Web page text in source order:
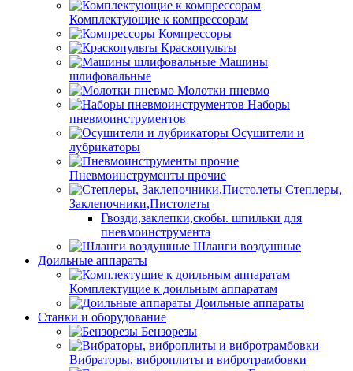
Комплектующие к компрессорам
Компрессоры
Краскопульты
Машины
шлифовальные
Молотки пневмо
Наборы
пневмоинструментов
Осушители и
лубрикаторы
Пневмоинструменты прочие
Степлеры,
Заклепочники,Пистолеты
Гвозди,заклепки,скобы. шпильки для
пневмоинструмента
Шланги воздушные
Доильные аппараты
Комплектущие к доильным аппаратам
Доильные аппараты
Станки и оборудование
Бензорезы
Вибраторы, виброплиты и вибротрамбовки